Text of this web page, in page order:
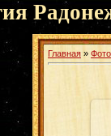
Главная »